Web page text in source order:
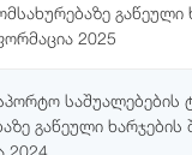
გაწეული
2025
საშუალებების
გაწეული ხარჯების
2024